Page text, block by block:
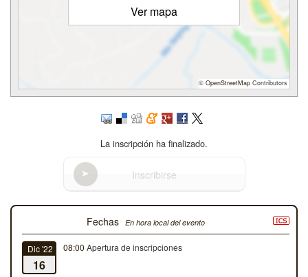
Ver mapa
© OpenStreetMap Contributors
La inscripción ha finalizado.
Inscribirse
Fechas En hora local del evento
Dic '22
16
08:00 Apertura de inscripciones